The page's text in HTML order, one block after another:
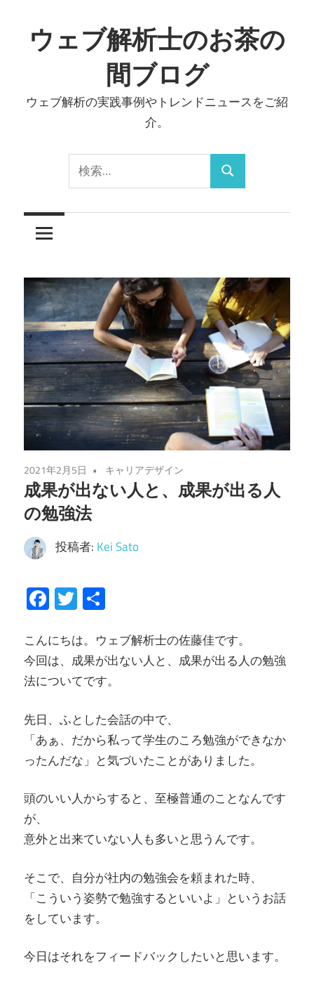
ン
へ
ウェブ解析士のお茶の
間ブログ
ウェブ解析の実践事例やトレンドニュースをご紹
介。
索:
検
2021年2月5日 キャリアデザイン
成果が出ない人と、成果が出る人
の勉強法
投稿者: Kei Sato
Facebook
Twitter
こんにちは。ウェブ解析士の佐藤佳です。
今回は、成果が出ない人と、成果が出る人の勉強
法についてです。
先日、ふとした会話の中で、
「あぁ、だから私って学生のころ勉強ができなか
ったんだな」と気づいたことがありました。
頭のいい人からすると、至極普通のことなんです
が、
意外と出来ていない人も多いと思うんです。
そこで、自分が社内の勉強会を頼まれた時、
「こういう姿勢で勉強するといいよ」というお話
をしています。
今日はそれをフィードバックしたいと思います。